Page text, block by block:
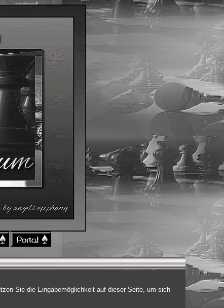
Sie die Eingabemöglichkeit auf dieser Seite, um sich